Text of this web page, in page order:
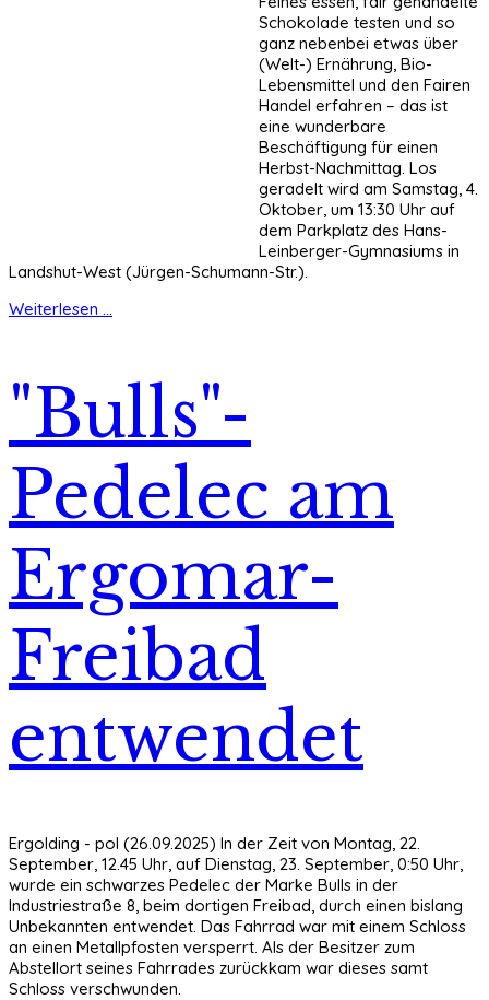
Schokolade testen und so
ganz nebenbei etwas über
(Welt-) Ernährung, Bio-
Lebensmittel und den Fairen
Handel erfahren – das ist
eine wunderbare
Beschäftigung für einen
Herbst-Nachmittag. Los
geradelt wird am Samstag, 4.
Oktober, um 13:30 Uhr auf
dem Parkplatz des Hans-
Leinberger-Gymnasiums in
Landshut-West (Jürgen-Schumann-Str.).
Weiterlesen ...
"Bulls"-
Pedelec am
Ergomar-
Freibad
entwendet
Ergolding - pol (26.09.2025) In der Zeit von Montag, 22.
September, 12.45 Uhr, auf Dienstag, 23. September, 0:50 Uhr,
wurde ein schwarzes Pedelec der Marke Bulls in der
Industriestraße 8, beim dortigen Freibad, durch einen bislang
Unbekannten entwendet. Das Fahrrad war mit einem Schloss
an einen Metallpfosten versperrt. Als der Besitzer zum
Abstellort seines Fahrrades zurückkam war dieses samt
Schloss verschwunden.